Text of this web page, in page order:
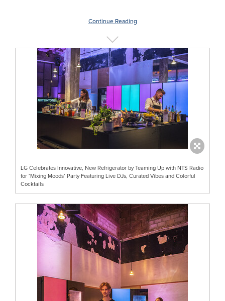
Continue Reading
LG Celebrates Innovative, New Refrigerator by Teaming Up with NTS Radio
for ‘Mixing Moods’ Party Featuring Live DJs, Curated Vibes and Colorful
Cocktails